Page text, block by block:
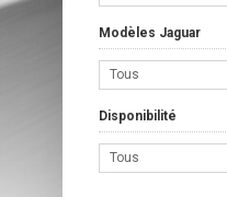
Modèles Jaguar
Tous
Disponibilité
Tous